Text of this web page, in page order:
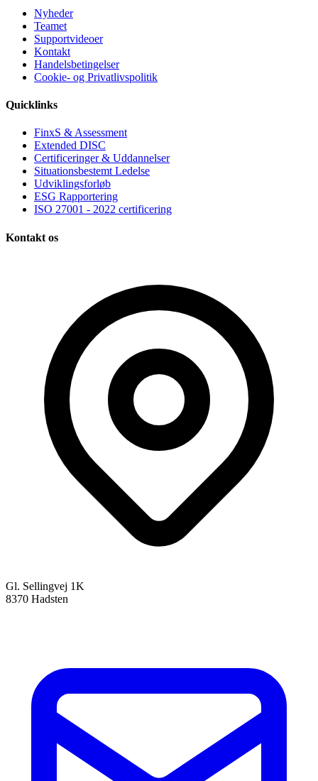
Nyheder
Teamet
Supportvideoer
Kontakt
Handelsbetingelser
Cookie‑ og Privatlivspolitik
Quicklinks
FinxS & Assessment
Extended DISC
Certificeringer & Uddannelser
Situationsbestemt Ledelse
Udviklingsforløb
ESG Rapportering
ISO 27001 - 2022 certificering
Kontakt os
Gl. Sellingvej 1K
8370 Hadsten